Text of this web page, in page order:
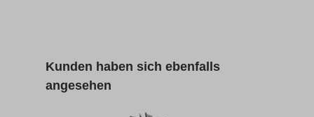
Produktgalerie überspringen
Kunden haben sich ebenfalls
angesehen